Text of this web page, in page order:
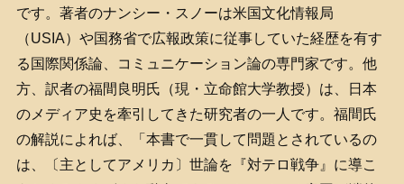
です。著者のナンシー・スノーは米国文化情報局
（USIA）や国務省で広報政策に従事していた経歴を有す
る国際関係論、コミュニケーション論の専門家です。他
方、訳者の福間良明氏（現・立命館大学教授）は、日本
のメディア史を牽引してきた研究者の一人です。福間氏
の解説によれば、「本書で一貫して問題とされているの
は、〔主としてアメリカ〕世論を『対テロ戦争』に導こ